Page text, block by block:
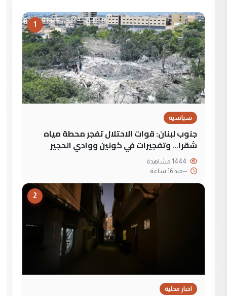
1
سياسية
جنوب لبنان: قوات الاحتلال تفجر محطة مياه
شقرا… وتفجيرات في كونين ووادي الحجير
--منذ 16 ساعة
2
اخبار محلية